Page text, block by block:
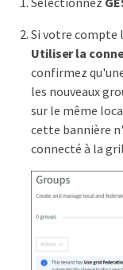
Si votre compte
Utiliser la
confirmez
les nouveaux
sur le même
cette bannière
connecté à la